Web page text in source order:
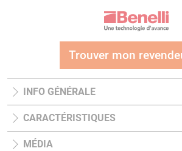
Trouver mon
INFO GÉNÉRALE
CARACTÉRISTIQUES
MÉDIA